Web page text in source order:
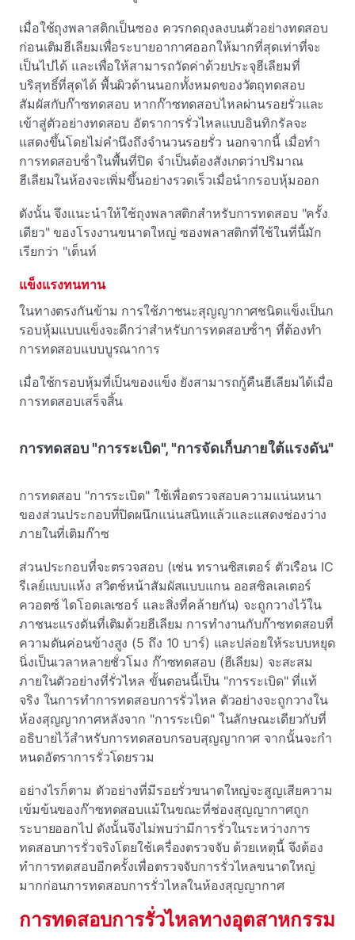
เมื่อใช้ถุงพลาสติกเป็นซอง ควรกดถุงลงบนตัวอย่างทดสอบ
ก่อนเติมฮีเลียมเพื่อระบายอากาศออกให้มากที่สุดเท่าที่จะ
เป็นไปได้ และเพื่อให้สามารถวัดค่าด้วยประจุฮีเลียมที่
บริสุทธิ์ที่สุดได้ พื้นผิวด้านนอกทั้งหมดของวัตถุทดสอบ
สัมผัสกับก๊าซทดสอบ หากก๊าซทดสอบไหลผ่านรอยรั่วและ
เข้าสู่ตัวอย่างทดสอบ อัตราการรั่วไหลแบบอินทิกรัลจะ
แสดงขึ้นโดยไม่คํานึงถึงจํานวนรอยรั่ว นอกจากนี้ เมื่อทํา
การทดสอบซ้ําในพื้นที่ปิด จําเป็นต้องสังเกตว่าปริมาณ
ฮีเลียมในห้องจะเพิ่มขึ้นอย่างรวดเร็วเมื่อนํากรอบหุ้มออก
ดังนั้น จึงแนะนําให้ใช้ถุงพลาสติกสําหรับการทดสอบ "ครั้ง
เดียว" ของโรงงานขนาดใหญ่ ซองพลาสติกที่ใช้ในที่นี้มัก
เรียกว่า "เต็นท์
แข็งแรงทนทาน
ในทางตรงกันข้าม การใช้ภาชนะสุญญากาศชนิดแข็งเป็นก
รอบหุ้มแบบแข็งจะดีกว่าสําหรับการทดสอบซ้ําๆ ที่ต้องทํา
การทดสอบแบบบูรณาการ
เมื่อใช้กรอบหุ้มที่เป็นของแข็ง ยังสามารถกู้คืนฮีเลียมได้เมื่อ
การทดสอบเสร็จสิ้น
การทดสอบ "การระเบิด", "การจัดเก็บภายใต้แรงดัน"
การทดสอบ "การระเบิด" ใช้เพื่อตรวจสอบความแน่นหนา
ของส่วนประกอบที่ปิดผนึกแน่นสนิทแล้วและแสดงช่องว่าง
ภายในที่เติมก๊าซ
ส่วนประกอบที่จะตรวจสอบ (เช่น ทรานซิสเตอร์ ตัวเรือน IC
รีเลย์แบบแห้ง สวิตช์หน้าสัมผัสแบบแกน ออสซิลเลเตอร์
ควอตซ์ ไดโอดเลเซอร์ และสิ่งที่คล้ายกัน) จะถูกวางไว้ใน
ภาชนะแรงดันที่เติมด้วยฮีเลียม การทํางานกับก๊าซทดสอบที่
ความดันค่อนข้างสูง (5 ถึง 10 บาร์) และปล่อยให้ระบบหยุด
นิ่งเป็นเวลาหลายชั่วโมง ก๊าซทดสอบ (ฮีเลียม) จะสะสม
ภายในตัวอย่างที่รั่วไหล ขั้นตอนนี้เป็น "การระเบิด" ที่แท้
จริง ในการทําการทดสอบการรั่วไหล ตัวอย่างจะถูกวางใน
ห้องสุญญากาศหลังจาก "การระเบิด" ในลักษณะเดียวกับที่
อธิบายไว้สําหรับการทดสอบกรอบสุญญากาศ จากนั้นจะกํา
หนดอัตราการรั่วโดยรวม
อย่างไรก็ตาม ตัวอย่างที่มีรอยรั่วขนาดใหญ่จะสูญเสียความ
เข้มข้นของก๊าซทดสอบแม้ในขณะที่ช่องสุญญากาศถูก
ระบายออกไป ดังนั้นจึงไม่พบว่ามีการรั่วในระหว่างการ
ทดสอบการรั่วจริงโดยใช้เครื่องตรวจจับ ด้วยเหตุนี้ จึงต้อง
ทําการทดสอบอีกครั้งเพื่อตรวจจับการรั่วไหลขนาดใหญ่
มากก่อนการทดสอบการรั่วไหลในห้องสุญญากาศ
การทดสอบการรั่วไหลทางอุตสาหกรรม